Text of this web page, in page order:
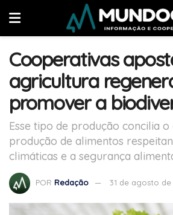
Cooperativas
agricultura
promover a
Esse tipo de produção concilia o
produção de alimentos
climáticas e a segurança
POR Redação 31 de agosto de